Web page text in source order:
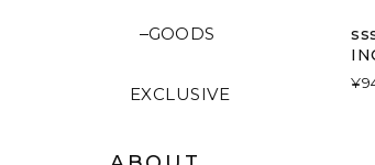
GOODS
EXCLUSIVE